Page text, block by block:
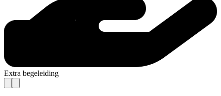
Extra begeleiding